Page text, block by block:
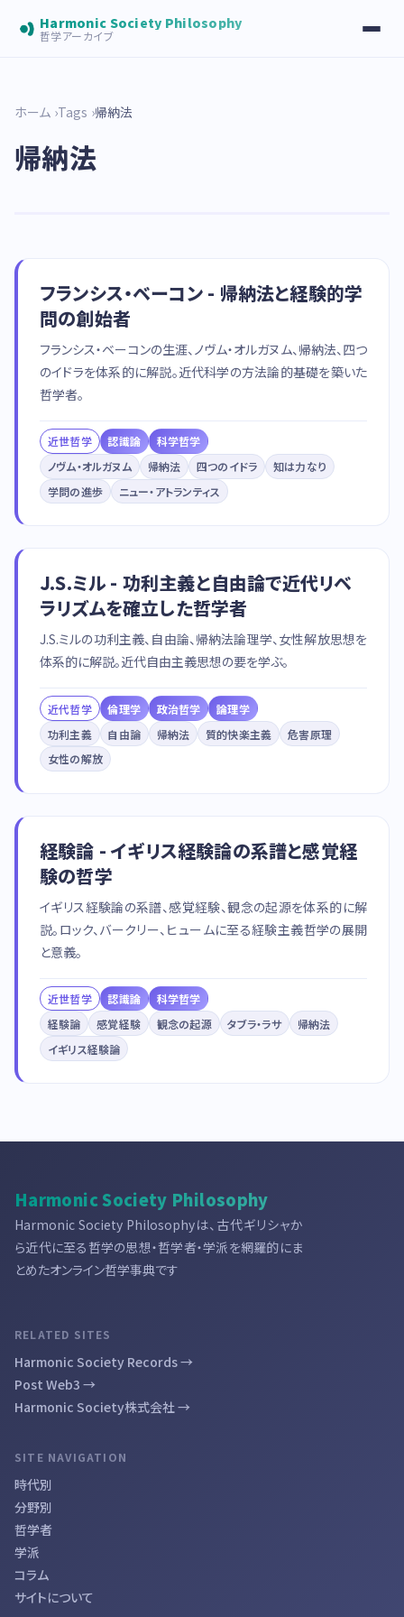
Harmonic Society Philosophy
哲学アーカイブ
ホーム Tags 帰納法
帰納法
フランシス・ベーコン - 帰納法と経験的学
問の創始者
フランシス・ベーコンの生涯、ノヴム・オルガヌム、帰納法、四つ
のイドラを体系的に解説。近代科学の方法論的基礎を築いた
哲学者。
近世哲学 認識論
科学哲学
ノヴム・オルガヌム
帰納法 四つのイドラ
知は力なり
学問の進歩
ニュー・アトランティス
J.S.ミル - 功利主義と自由論で近代リベ
ラリズムを確立した哲学者
J.S.ミルの功利主義、自由論、帰納法論理学、女性解放思想を
体系的に解説。近代自由主義思想の要を学ぶ。
近代哲学 倫理学 政治哲学
論理学
功利主義
自由論 帰納法 質的快楽主義
危害原理
女性の解放
経験論 - イギリス経験論の系譜と感覚経
験の哲学
イギリス経験論の系譜、感覚経験、観念の起源を体系的に解
説。ロック、バークリー、ヒュームに至る経験主義哲学の展開
と意義。
近世哲学 認識論
科学哲学
経験論
感覚経験 観念の起源 タブラ・ラサ
帰納法
イギリス経験論
Harmonic Society Philosophy
Harmonic Society Philosophyは、古代ギリシャか
ら近代に至る哲学の思想・哲学者・学派を網羅的にま
とめたオンライン哲学事典です
RELATED SITES
Harmonic Society Records →
Post Web3 →
Harmonic Society株式会社 →
SITE NAVIGATION
時代別
分野別
哲学者
学派
コラム
サイトについて